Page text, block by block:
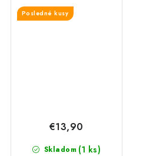
with MagSafe blue
Posledné kusy
Skladom (1 ks)
€13,90